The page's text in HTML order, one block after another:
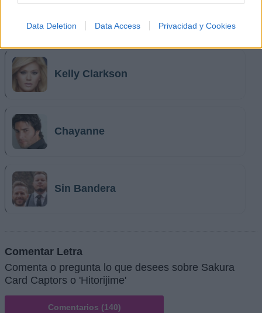
Data Deletion Data Access Privacidad y Cookies
Kelly Clarkson
Chayanne
Sin Bandera
Comentar Letra
Comenta o pregunta lo que desees sobre Sakura
Card Captors o 'Hitorijime'
Comentarios (140)